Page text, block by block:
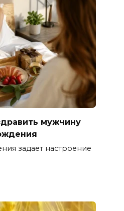
мужчину
задает настроение